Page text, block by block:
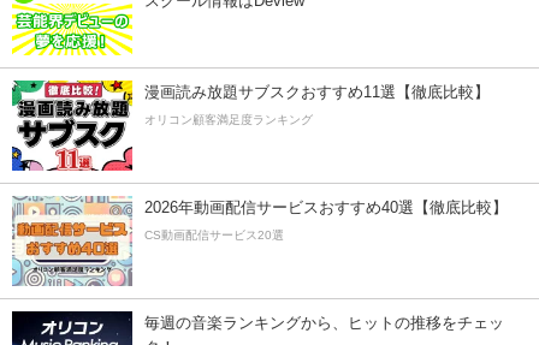
漫画読み放題サブスクおすすめ11選【徹底比較】
オリコン顧客満足度ランキング
2026年動画配信サービスおすすめ40選【徹底比較】
CS動画配信サービス20選
毎週の音楽ランキングから、ヒットの推移をチェッ